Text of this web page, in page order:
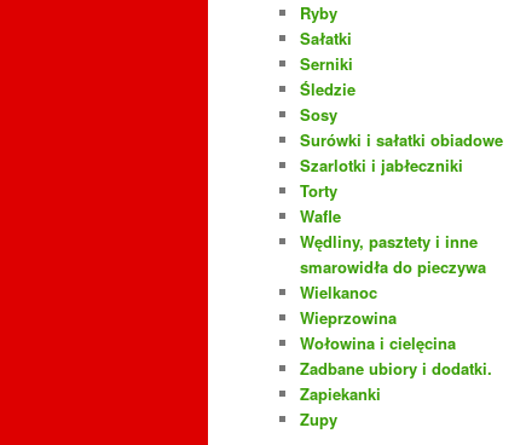
Ryby
Sałatki
Serniki
Śledzie
Sosy
Surówki i sałatki obiadowe
Szarlotki i jabłeczniki
Torty
Wafle
Wędliny, pasztety i inne
smarowidła do pieczywa
Wielkanoc
Wieprzowina
Wołowina i cielęcina
Zadbane ubiory i dodatki.
Zapiekanki
Zupy